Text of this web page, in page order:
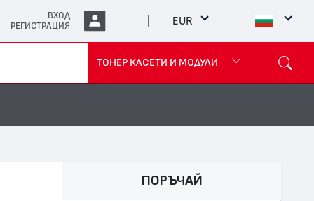
ВХОД
РЕГИСТРАЦИЯ
EUR
ТОНЕР КАСЕТИ И МОДУЛИ
ПОРЪЧАЙ